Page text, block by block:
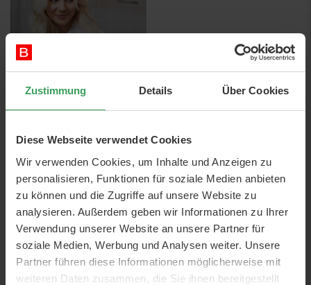
Zustimmung Details Über Cookies
Diese Webseite verwendet Cookies
Wir verwenden Cookies, um Inhalte und Anzeigen zu
personalisieren, Funktionen für soziale Medien anbieten
zu können und die Zugriffe auf unsere Website zu
analysieren. Außerdem geben wir Informationen zu Ihrer
Verwendung unserer Website an unsere Partner für
soziale Medien, Werbung und Analysen weiter. Unsere
Partner führen diese Informationen möglicherweise mit
weiteren Daten zusammen, die Sie ihnen bereitgestellt
02nd Dezember 2022
Schwarzkopfs
Hause schöne
platinblonde Haare
von schönen platinblonden
Haaren, waren sich aber
vielleicht nicht sicher, wie Sie
es zu Hause erreichen
können? Hier finden Sie alles
was Sie wissen müssen
bevor Sie Platinblond färben!
Mehr lesen